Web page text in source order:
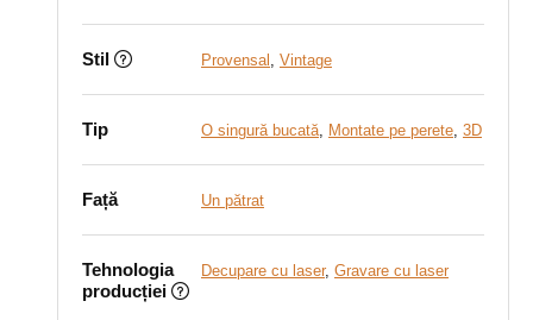
Stil Provensal , Vintage
Tip O singură bucată, Montate pe perete, 3D
Față Un pătrat
Tehnologia
producției
Decupare cu laser, Gravare cu laser